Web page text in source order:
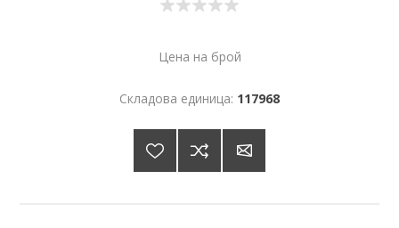
Цена на брой
Складова единица: 117968